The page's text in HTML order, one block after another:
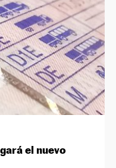
el nuevo